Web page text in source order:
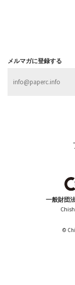
メルマガに登録する
一般財団
©